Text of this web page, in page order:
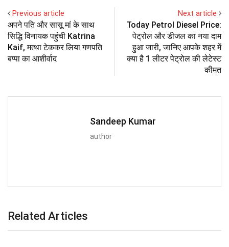
Previous article
अपने पति और सासू मां के साथ
सिद्धि विनायक पहुंची Katrina
Kaif, मत्था टेककर लिया गणपति
बप्पा का आशीर्वाद
Next article
Today Petrol Diesel Price:
पेट्रोल और डीजल का नया दाम
हुआ जारी, जानिए आपके शहर में
क्या है 1 लीटर पेट्रोल की लेटेस्ट
कीमत
Sandeep Kumar
author
Related Articles